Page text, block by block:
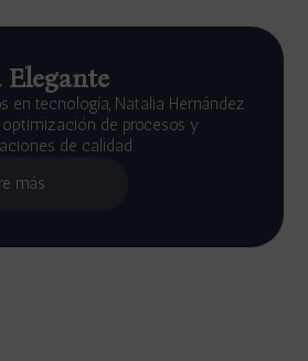
en tecnología, Natalia Hernández
de procesos y
de calidad.
más